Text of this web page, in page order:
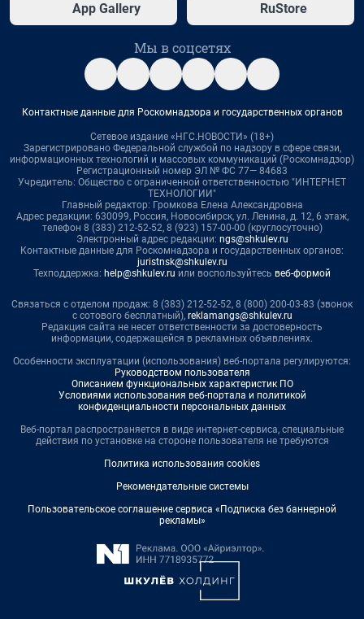
App Gallery RuStore
Мы в соцсетях
Контактные данные для Роскомнадзора и государственных органов
Сетевое издание «НГС.НОВОСТИ» (18+)
Зарегистрировано Федеральной службой по надзору в сфере связи,
информационных технологий и массовых коммуникаций (Роскомнадзор)
Регистрационный номер ЭЛ № ФС 77— 84683
Учредитель: Общество с ограниченной ответственностью "ИНТЕРНЕТ
ТЕХНОЛОГИИ"
Главный редактор: Громкова Елена Александровна
Адрес редакции: 630099, Россия, Новосибирск, ул. Ленина, д. 12, 6 этаж,
телефон 8 (383) 212-52-52, 8 (923) 157-00-00 (круглосуточно)
Электронный адрес редакции: ngs@shkulev.ru
Контактные данные для Роскомнадзора и государственных органов:
juristnsk@shkulev.ru
Техподдержка: help@shkulev.ru или воспользуйтесь веб-формой
Связаться с отделом продаж: 8 (383) 212-52-52, 8 (800) 200-03-83 (звонок
с сотового бесплатный), reklamangs@shkulev.ru
Редакция сайта не несет ответственности за достоверность
информации, содержащейся в рекламных объявлениях.
Особенности эксплуатации (использования) веб-портала регулируются:
Руководством пользователя
Описанием функциональных характеристик ПО
Условиями использования веб-портала и политикой
конфиденциальности персональных данных
Веб-портал распространяется в виде интернет-сервиса, специальные
действия по установке на стороне пользователя не требуются
Политика использования cookies
Рекомендательные системы
Пользовательское соглашение сервиса «Подписка без баннерной
рекламы»